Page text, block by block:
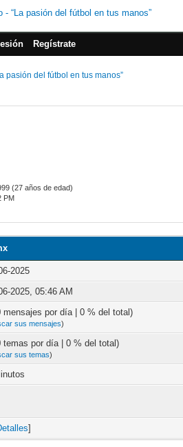
Regístrate
pasión del fútbol en tus manos”
(27 años de edad)
PM
2025
2025, 05:46 AM
mensajes por día | 0 % del total)
sus mensajes)
temas por día | 0 % del total)
sus temas)
]